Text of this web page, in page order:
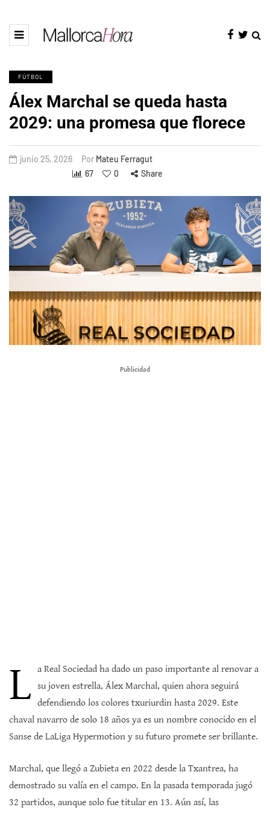
FÚTBOL
Álex Marchal se queda hasta
2029: una promesa que florece
junio 25, 2026 Por Mateu Ferragut
67
0 Share
Publicidad
L a Real Sociedad ha dado un paso importante al renovar a
su joven estrella, Álex Marchal, quien ahora seguirá
defendiendo los colores txuriurdin hasta 2029. Este
chaval navarro de solo 18 años ya es un nombre conocido en el
Sanse de LaLiga Hypermotion y su futuro promete ser brillante.
Marchal, que llegó a Zubieta en 2022 desde la Txantrea, ha
demostrado su valía en el campo. En la pasada temporada jugó
32 partidos, aunque solo fue titular en 13. Aún así, las